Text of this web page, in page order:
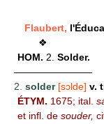
Flaubert,
❖
HOM. 2. Solder.
————————
2. solder [sɔlde] v.
ÉTYM. 1675; ital.
et infl. de souder,